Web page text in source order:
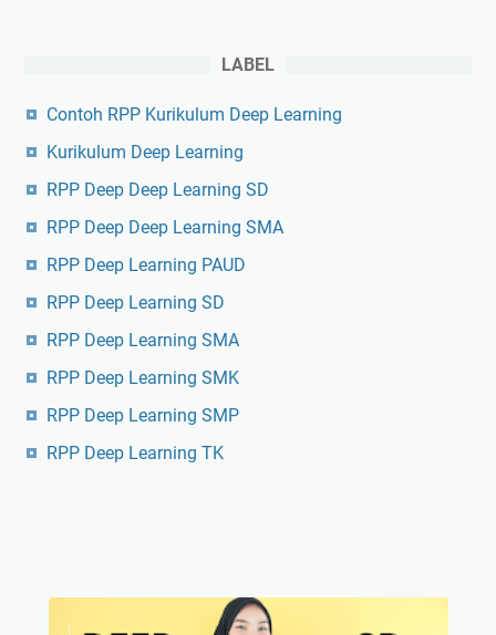
LABEL
Contoh RPP Kurikulum Deep Learning
Kurikulum Deep Learning
RPP Deep Deep Learning SD
RPP Deep Deep Learning SMA
RPP Deep Learning PAUD
RPP Deep Learning SD
RPP Deep Learning SMA
RPP Deep Learning SMK
RPP Deep Learning SMP
RPP Deep Learning TK